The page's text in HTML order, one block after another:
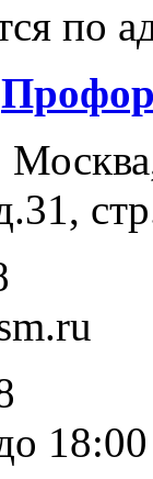
по
Москва
31,
18:00